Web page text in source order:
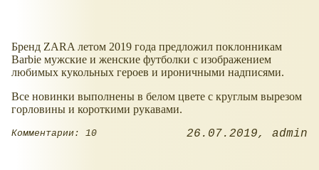
Бренд ZARA летом 2019 года предложил поклонникам
Barbie мужские и женские футболки с изображением
любимых кукольных героев и ироничными надписями.
Все новинки выполнены в белом цвете с круглым вырезом
горловины и короткими рукавами.
Комментарии: 10 26.07.2019 admin